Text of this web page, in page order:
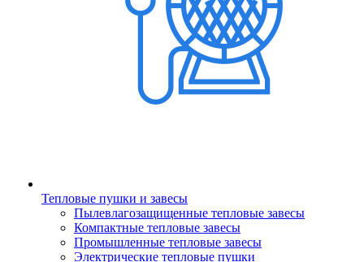
Тепловые пушки и завесы
Пылевлагозащищенные тепловые завесы
Компактные тепловые завесы
Промышленные тепловые завесы
Электрические тепловые пушки